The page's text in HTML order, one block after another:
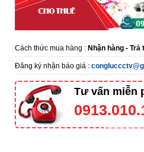
Cách thức mua hàng : Nhận hàng - Trả
Đăng ký nhận báo giá :
Tư vấn miễn